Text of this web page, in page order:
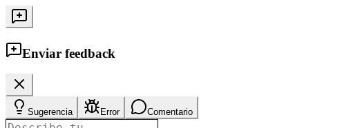
Enviar feedback
Sugerencia Error Comentario